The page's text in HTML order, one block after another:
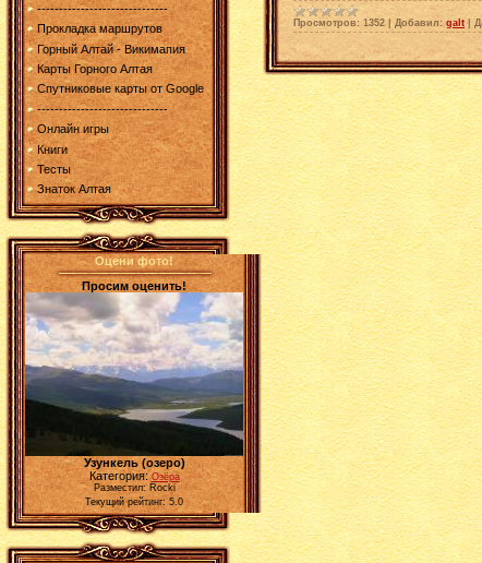
------------------------------
Прокладка маршрутов
Горный Алтай - Викимапия
Карты Горного Алтая
Спутниковые карты от Google
------------------------------
Онлайн игры
Книги
Тесты
Знаток Алтая
Оцени фото!
Просим оценить!
Узункель (озеро)
Категория:Озёра
Разместил: Rocki
Текущий рейтинг: 5.0
Просмотров: 1352 Добавил: galt